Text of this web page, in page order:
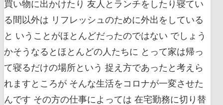
買い物に出かけたり 友人とランチをしたり寝てい
る間以外は リフレッシュのために外出をしている
と いうことがほとんどだったのではない でしょう
かそうなるとほとんどの人たちに とって家は帰っ
て寝るだけの場所という 捉え方であったと考えら
れますところが そんな生活をコロナが一変させた
んです その方の仕事によっては 在宅勤務に切り替